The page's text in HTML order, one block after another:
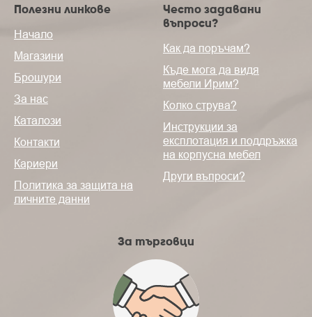
Полезни линкове
Начало
Магазини
Брошури
За нас
Каталози
Контакти
Кариери
Политика за защита на
личните данни
Често задавани
въпроси?
Как да поръчам?
Къде мога да видя
мебели Ирим?
Колко струва?
Инструкции за
експлотация и поддръжка
на корпусна мебел
Други въпроси?
За търговци